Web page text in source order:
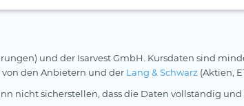
und der Isarvest GmbH. Kursdaten sind
von den Anbietern und der Lang & Schwarz (Aktien,
nicht sicherstellen, dass die Daten vollständig und